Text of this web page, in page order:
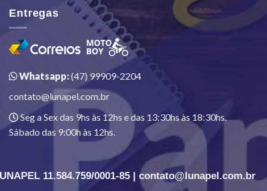
Entregas
Whatsapp:(47) 99909-2204
contato@lunapel.com.br
Seg a Sex das 9hs às 12hs e das 13:30hs às 18:30hs.
Sábado das 9:00h às 12hs.
11.584.759/0001-85 | contato@lunapel.com.br